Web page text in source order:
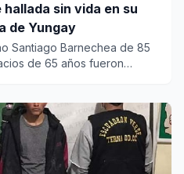
sin vida en su
de Yungay
Santiago Barnechea de 85
de 65 años fueron